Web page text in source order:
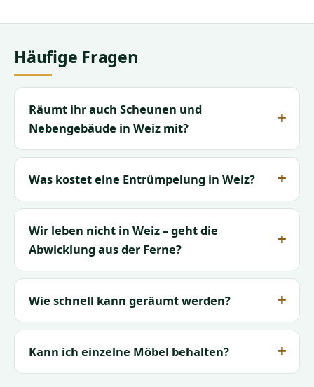
Häufige Fragen
Räumt ihr auch Scheunen und
Nebengebäude in Weiz mit?
Was kostet eine Entrümpelung in Weiz?
Wir leben nicht in Weiz – geht die
Abwicklung aus der Ferne?
Wie schnell kann geräumt werden?
Kann ich einzelne Möbel behalten?